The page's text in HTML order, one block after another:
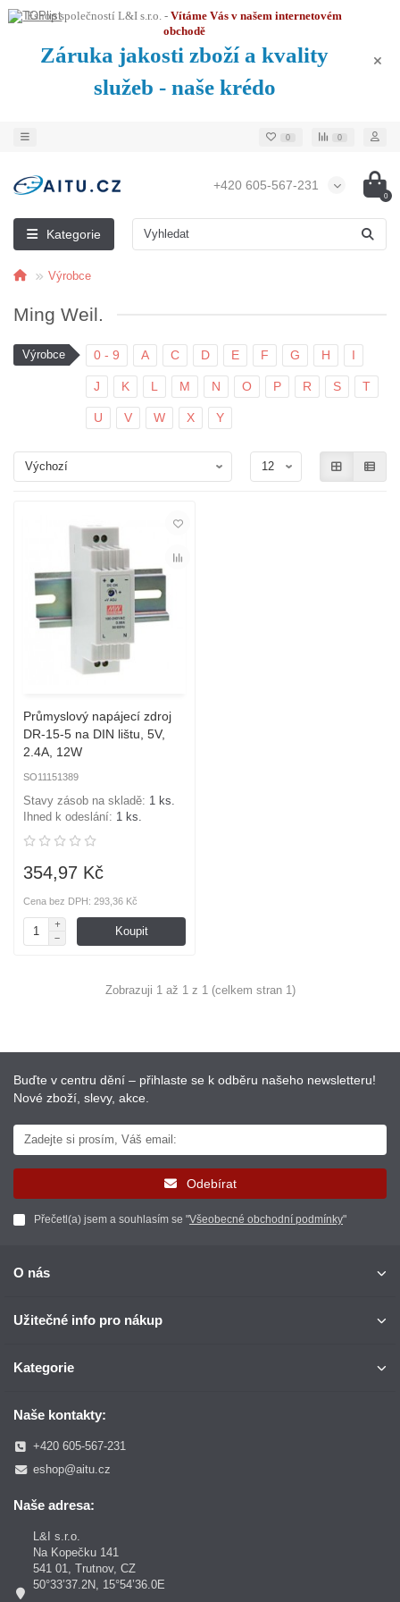
Eshop společností L&I s.r.o. - Vítáme Vás v našem internetovém
obchodě
Záruka jakosti zboží a kvality
služeb - naše krédo
0 0
+420 605-567-231
0
Kategorie
Výrobce
Ming Weil.
Výrobce 0 - 9 A C D E F G H I
J K L M N O P R S T
U V W X Y
Průmyslový napájecí zdroj
DR-15-5 na DIN lištu, 5V,
2.4A, 12W
SO11151389
Stavy zásob na skladě: 1 ks.
Ihned k odeslání: 1 ks.
354,97 Kč
Cena bez DPH: 293,36 Kč
Koupit
Zobrazuji 1 až 1 z 1 (celkem stran 1)
Buďte v centru dění – přihlaste se k odběru našeho newsletteru!
Nové zboží, slevy, akce.
Odebírat
Přečetl(a) jsem a souhlasím se "Všeobecné obchodní podmínky"
O nás
Užitečné info pro nákup
Kategorie
Naše kontakty:
+420 605-567-231
eshop@aitu.cz
Naše adresa:
L&I s.r.o.
Na Kopečku 141
541 01, Trutnov, CZ
50°33’37.2N, 15°54’36.0E